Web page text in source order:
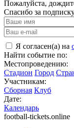
Пожалуйста,
Спасибо за
Я согласен(а) на
Найти событие по:
Местопроведению:
Стадион Город
Участникам:
Сборная Клуб
Дате:
Календарь
football-tickets.online